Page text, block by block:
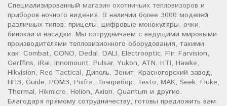
Специализированный магазин охотничьих тепловизоров и
приборов ночного видения. В наличии более 3000 моделей
различных типов: прицелы, цифровые монокуляры, очки,
бинокли и насадки. Мы сотрудничаем с ведущими мировыми
производителями тепловизионного оборудования, такими
как: Combat, CONO, Dedal, DALI, Electrooptic, Flir, Farvision,
Gerffins, iRai, Innomount, Pulsar, Yukon, ATN, HTI, Hawke,
Hikvision, Red Tactical, Диполь, Зенит, Красногорский завод,
НПЗ, Guide, РОМЗ, Pixfra, Точприбор, Testo, MAK, Seek, Fluke,
Thermal, Hikmicro, Helion, Axion, Quantum и другие.
Благодаря прямому сотрудничеству, готовы предложить вам